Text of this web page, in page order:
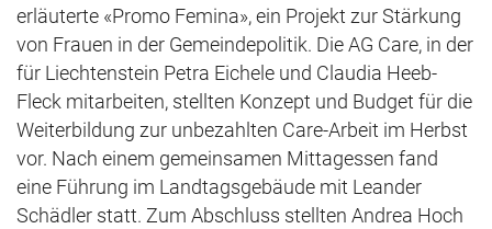
erläuterte «Promo Femina», ein Projekt zur Stärkung
von Frauen in der Gemeindepolitik. Die AG Care, in der
für Liechtenstein Petra Eichele und Claudia Heeb-
Fleck mitarbeiten, stellten Konzept und Budget für die
Weiterbildung zur unbezahlten Care-Arbeit im Herbst
vor. Nach einem gemeinsamen Mittagessen fand
eine Führung im Landtagsgebäude mit Leander
Schädler statt. Zum Abschluss stellten Andrea Hoch